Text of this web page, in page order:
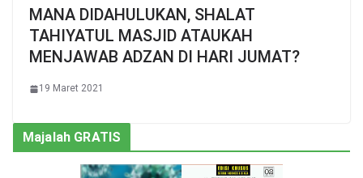
MANA DIDAHULUKAN, SHALAT
TAHIYATUL MASJID ATAUKAH
MENJAWAB ADZAN DI HARI JUMAT?
19 Maret 2021
Majalah GRATIS